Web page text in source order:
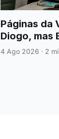
Páginas da
Diogo, mas
desistir dele
4 Ago 2026 · 2